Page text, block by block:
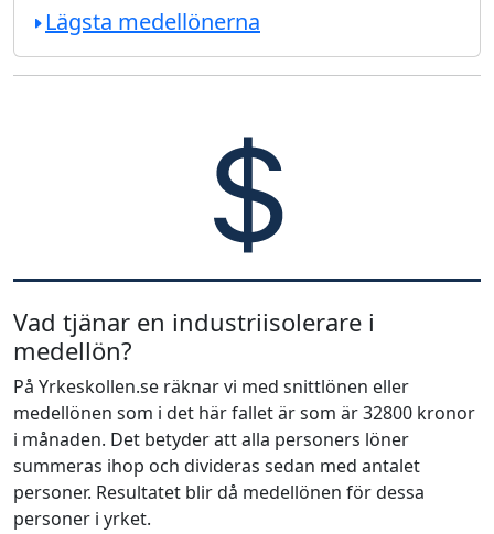
Lägsta medellönerna
Vad tjänar en industriisolerare i
medellön?
På Yrkeskollen.se räknar vi med snittlönen eller
medellönen som i det här fallet är som är 32800 kronor
i månaden. Det betyder att alla personers löner
summeras ihop och divideras sedan med antalet
personer. Resultatet blir då medellönen för dessa
personer i yrket.